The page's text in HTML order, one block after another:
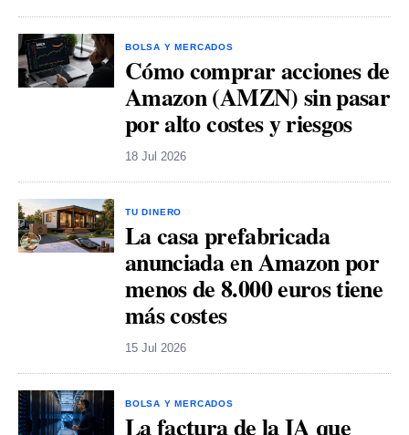
BOLSA Y MERCADOS
Cómo comprar acciones de
Amazon (AMZN) sin pasar
por alto costes y riesgos
18 Jul 2026
TU DINERO
La casa prefabricada
anunciada en Amazon por
menos de 8.000 euros tiene
más costes
15 Jul 2026
BOLSA Y MERCADOS
La factura de la IA que